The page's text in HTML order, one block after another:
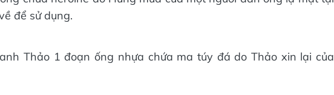
để sử dụng.
Thảo 1 đoạn ống nhựa chứa ma túy đá do Thảo xin lại của